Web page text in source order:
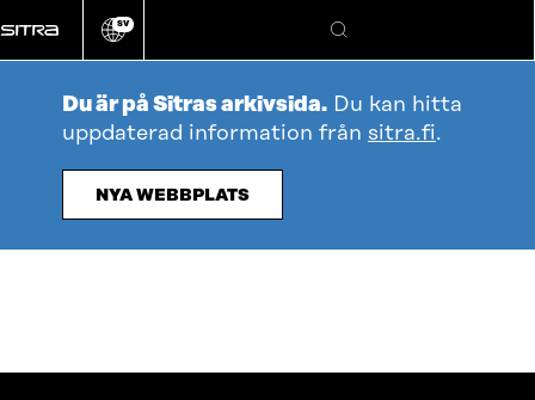
direkt
till
Ändra
språk
SV
Sök
Du är på Sitras arkivsida. Du kan hitta
uppdaterad information från sitra.fi.
NYA WEBBPLATS